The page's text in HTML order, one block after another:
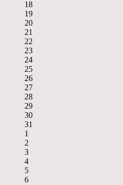
18
19
20
21
22
23
24
25
26
27
28
29
30
31
1
2
3
4
5
6